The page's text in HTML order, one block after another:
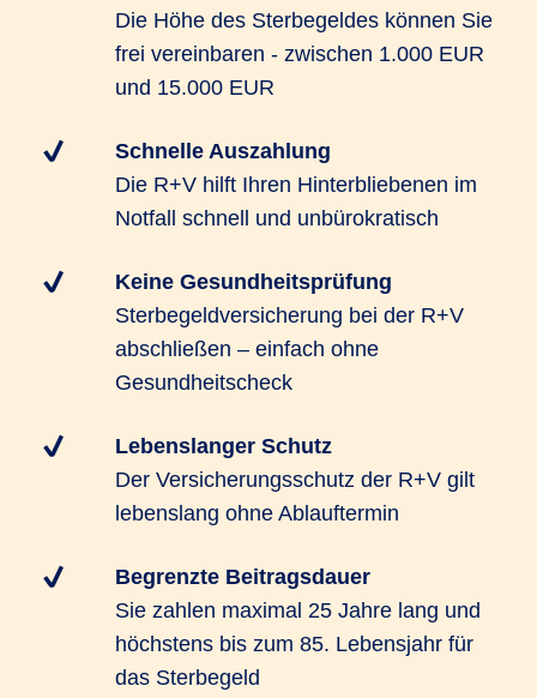
Die Höhe des Sterbegeldes können Sie
frei vereinbaren - zwischen 1.000 EUR
und 15.000 EUR
Schnelle Auszahlung
Die R+V hilft Ihren Hinterbliebenen im
Notfall schnell und unbürokratisch
Keine Gesundheitsprüfung
Sterbegeldversicherung bei der R+V
abschließen – einfach ohne
Gesundheitscheck
Lebenslanger Schutz
Der Versicherungsschutz der R+V gilt
lebenslang ohne Ablauftermin
Begrenzte Beitragsdauer
Sie zahlen maximal 25 Jahre lang und
höchstens bis zum 85. Lebensjahr für
das Sterbegeld